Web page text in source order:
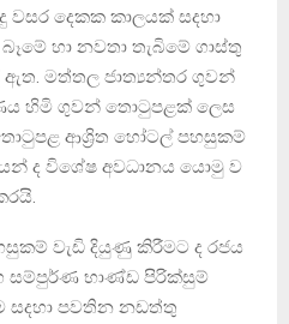
දෙකක කාලයක් සදහා
හා නවතා තැබිමේ ගාස්තු
ඇත. මත්තල ජාත්‍යන්තර ගුවන්
හිමි ගුවන් තොටුපළක් ලෙස
ආශ්‍රිත හෝටල් පහසුකම්
ද විශේෂ අවධානය යොමු ව
වැඩි දියුණු කිරීමට ද රජය
සම්පුර්ණ භාණ්ඩ පිරික්සුම්
සදහා පවතින නඩත්තු